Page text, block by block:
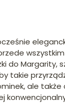
wszystkim
do Margarity,
takie
ale